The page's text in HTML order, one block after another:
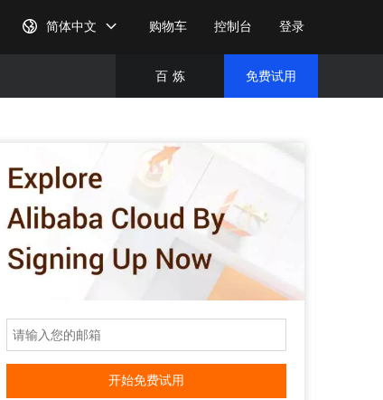
简体中文 购物车 控制台 登录
百 炼 免费试用
开始免费试用